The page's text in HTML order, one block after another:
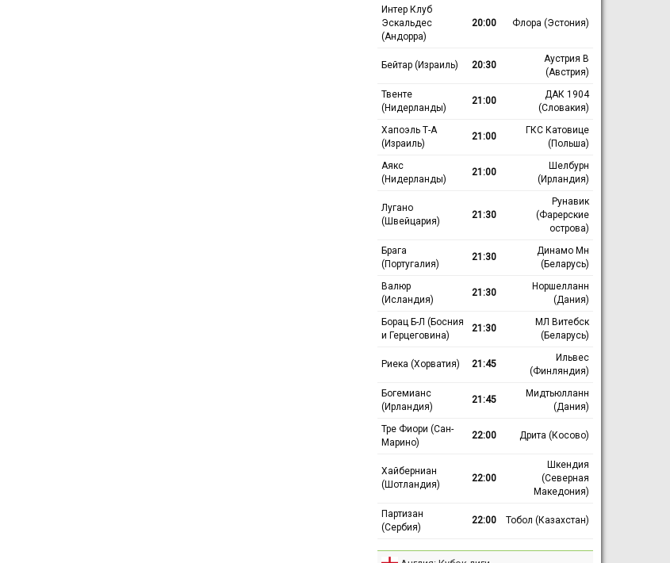
Интер Клуб
Эскальдес
(Андорра)
20:00 Флора (Эстония)
Бейтар (Израиль) 20:30
Аустрия В
(Австрия)
Твенте
(Нидерланды)
21:00
ДАК 1904
(Словакия)
Хапоэль Т-А
(Израиль)
21:00
ГКС Катовице
(Польша)
Аякс
(Нидерланды)
21:00
Шелбурн
(Ирландия)
Лугано
(Швейцария)
21:30
Рунавик
(Фарерские
острова)
Брага
(Португалия)
21:30
Динамо Мн
(Беларусь)
Валюр
(Исландия)
21:30
Норшелланн
(Дания)
Борац Б-Л (Босния
и Герцеговина)
21:30
МЛ Витебск
(Беларусь)
Риека (Хорватия) 21:45
Ильвес
(Финляндия)
Богемианс
(Ирландия)
21:45
Мидтьюлланн
(Дания)
Тре Фиори (Сан-
Марино)
22:00 Дрита (Косово)
Хайберниан
(Шотландия)
22:00
Шкендия
(Северная
Македония)
Партизан
(Сербия)
22:00 Тобол (Казахстан)